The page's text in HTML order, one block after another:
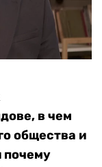
в чем
общества и
почему